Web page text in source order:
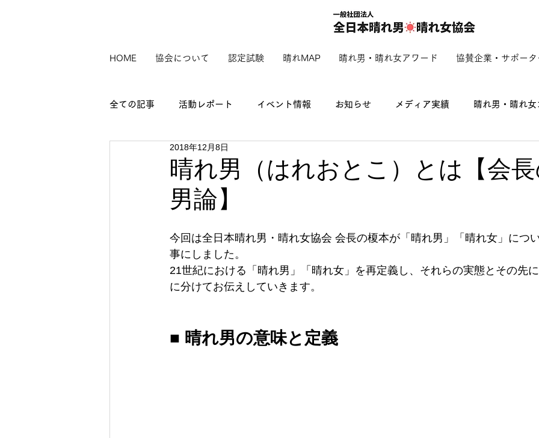
HOME 協会について 認定試験 晴れMAP 晴れ男・晴れ女アワード 協賛企業・サポータ
全ての記事 活動レポート イベント情報 お知らせ メディア実績 晴れ男・晴れ女
晴れ男（はれおとこ）とは【会
男論】
2018年12月8日
今回は全日本晴れ男・晴れ女協会 会長の榎本が「晴れ男」「晴れ女」につ
事にしました。
21世紀における「晴れ男」「晴れ女」を再定義し、それらの実態とその先
に分けてお伝えしていきます。
■ 晴れ男の意味と定義